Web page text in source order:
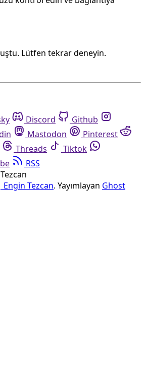
Lütfen tekrar deneyin.
Discord
Github
Mastodon
Pinterest
Threads
Tiktok
RSS
Tezcan. Yayımlayan Ghost